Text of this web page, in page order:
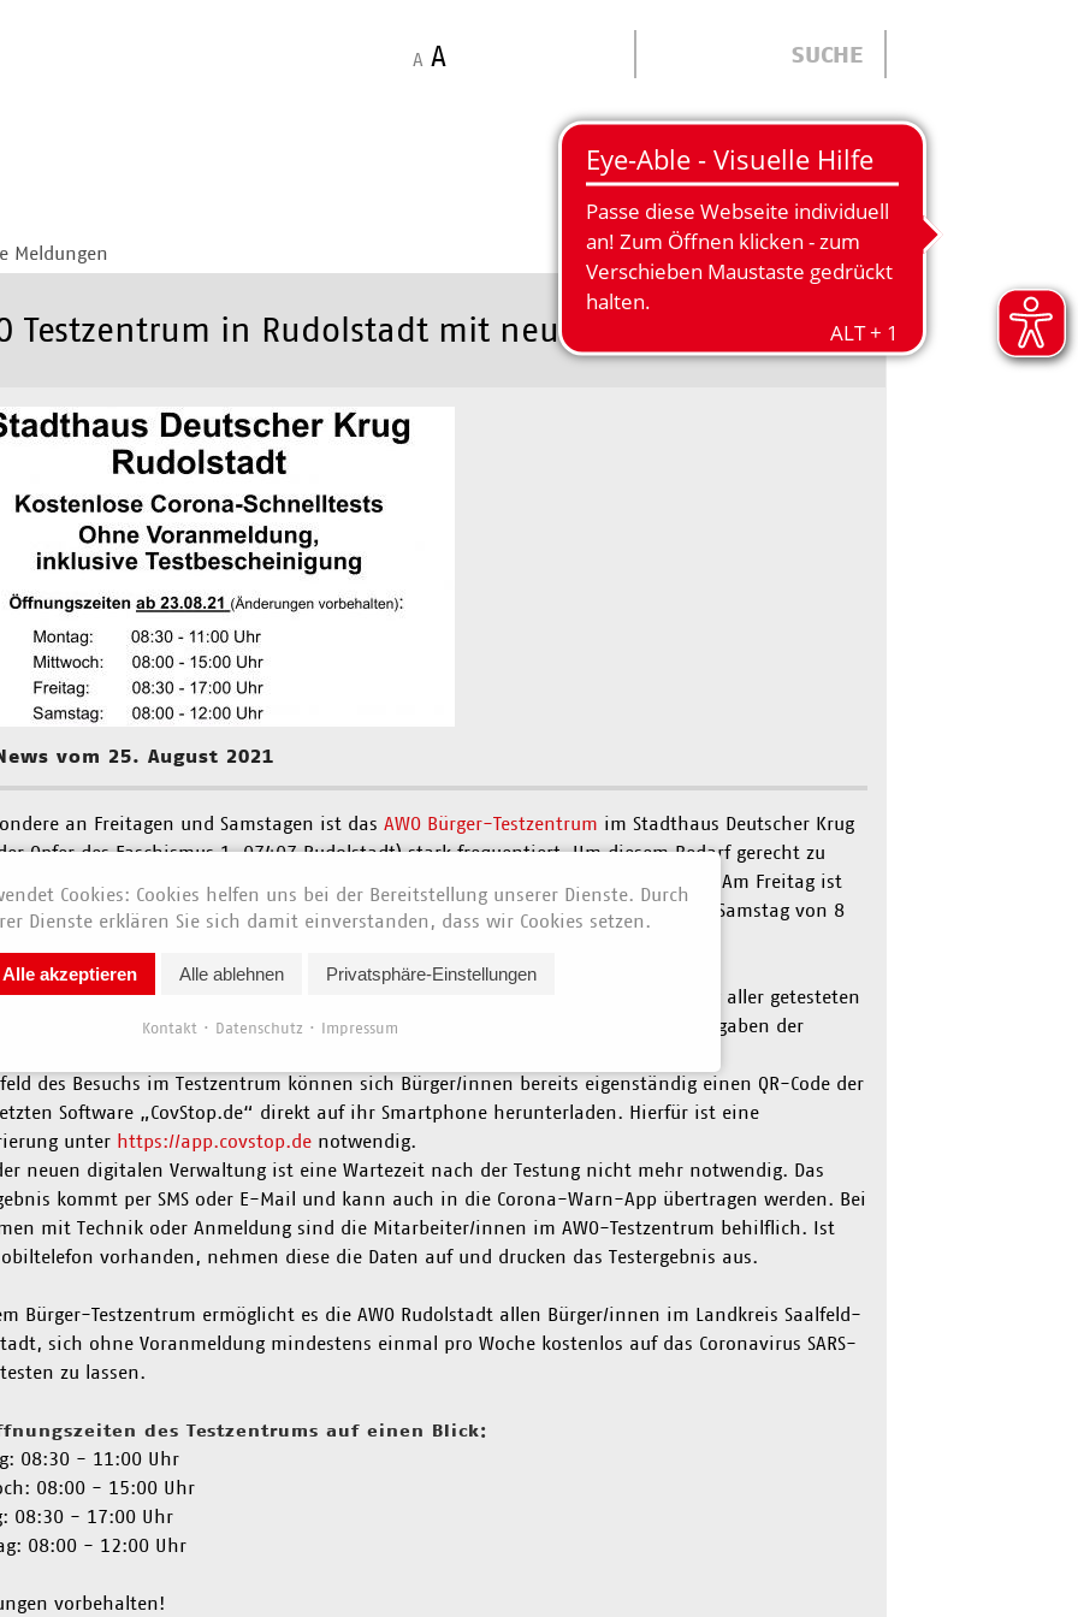
A A
ÜBER UNS
Meldungen
Testzentrum in Rudolstadt mit neuen Öffnungszeiten
vom 25. August 2021
an Freitagen und Samstagen ist das AWO Bürger-Testzentrum im Stadthaus Deutscher Krug
Opfer des Faschismus 1, 07407 Rudolstadt) stark frequentiert. Um diesem Bedarf gerecht zu
reagiert der Verband mit einer Erweiterung der Öffnungszeiten an diesen Tagen: Am Freitag ist
ab sofort durchgängig in der Zeit von 8.30 Uhr bis 17 Uhr geöffnet; am Samstag von 8
Rudolstädter Testzentrum ist bereits seit 1. August 2021, dass die Datenerfassung aller getesteten
nun ausschließlich elektronisch erfolgt. Damit folgt der Verband den neuen Vorgaben der
des Besuchs im Testzentrum können sich Bürger/innen bereits eigenständig einen QR-Code der
Software „CovStop.de“ direkt auf ihr Smartphone herunterladen. Hierfür ist eine
unter https://app.covstop.denotwendig.
neuen digitalen Verwaltung ist eine Wartezeit nach der Testung nicht mehr notwendig. Das
kommt per SMS oder E-Mail und kann auch in die Corona-Warn-App übertragen werden. Bei
mit Technik oder Anmeldung sind die Mitarbeiter/innen im AWO-Testzentrum behilflich. Ist
vorhanden, nehmen diese die Daten auf und drucken das Testergebnis aus.
Bürger-Testzentrum ermöglicht es die AWO Rudolstadt allen Bürger/innen im Landkreis Saalfeld-
sich ohne Voranmeldung mindestens einmal pro Woche kostenlos auf das Coronavirus SARS-
zu lassen.
des Testzentrums auf einen Blick:
08:30 - 11:00 Uhr
08:00 - 15:00 Uhr
08:30 - 17:00 Uhr
08:00 - 12:00 Uhr
vorbehalten!
Cookies: Cookies helfen uns bei der Bereitstellung unserer Dienste. Durch
Dienste erklären Sie sich damit einverstanden, dass wir Cookies setzen.
Alle akzeptieren Alle ablehnen Privatsphäre-Einstellungen
Kontakt Datenschutz Impressum